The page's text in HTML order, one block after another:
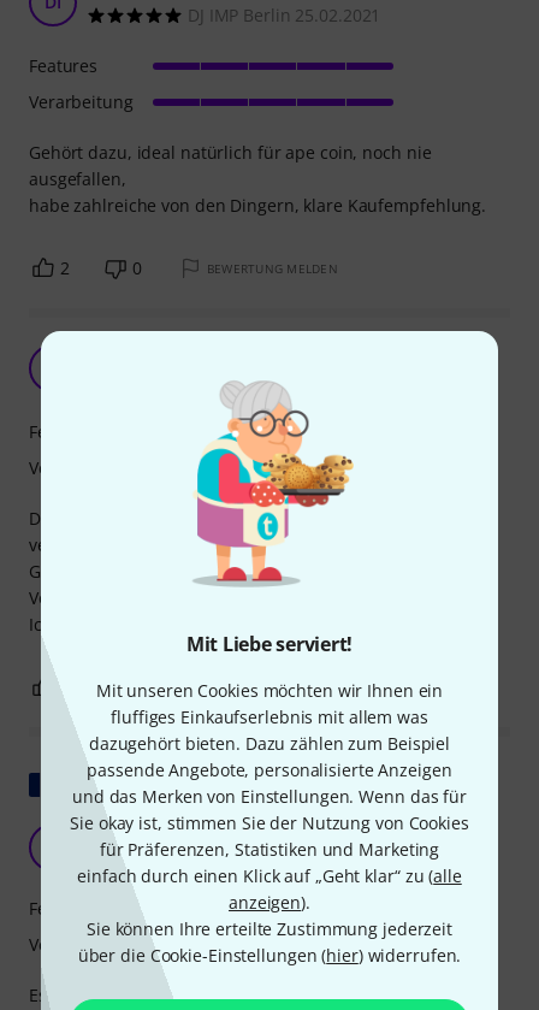
Mit Liebe serviert!
Mit unseren Cookies möchten wir Ihnen ein
fluffiges Einkaufserlebnis mit allem was
dazugehört bieten. Dazu zählen zum Beispiel
passende Angebote, personalisierte Anzeigen
und das Merken von Einstellungen. Wenn das für
Sie okay ist, stimmen Sie der Nutzung von Cookies
für Präferenzen, Statistiken und Marketing
einfach durch einen Klick auf „Geht klar“ zu (alle
anzeigen).
Sie können Ihre erteilte Zustimmung jederzeit
über die Cookie-Einstellungen (hier) widerrufen.
DJ IMP Berlin 25.02.2021
Gehört dazu, ideal natürlich für ape coin, noch nie
ausgefallen,
habe zahlreiche von den Dingern, klare Kaufempfehlung.
Features
Verarbeitung
2 0 BEWERTUNG MELDEN
der Werwurm 10.07.2025
Diese Netzteile fliegen nun im ganzen Haus herum und
versorgen unsere leider ständig nach Strom gierenden
Geräte aller Art mit ihrem Lebenssaft. bisher gibt es keine
Vorkommnisse.
Ich bin zufrieden.
Features
Verarbeitung
1 0 BEWERTUNG MELDEN
Original zeigen
mimizic 16.07.2025
Es ist okay, nichts Besonderes; der Ladevorgang scheint
Features
Verarbeitung